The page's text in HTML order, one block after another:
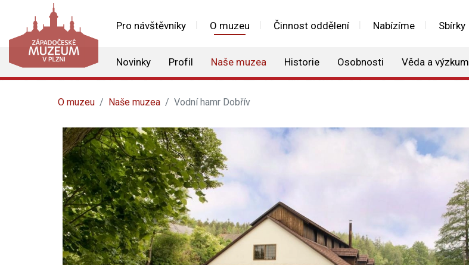
Pro návštěvníky O muzeu Činnost oddělení Nabízíme Sbírky
Novinky Profil Naše muzea Historie Osobnosti Věda a výzkum
O muzeu Naše muzea Vodní hamr Dobřív